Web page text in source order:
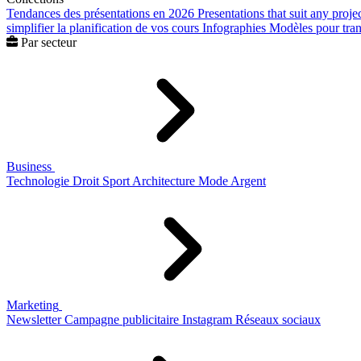
Tendances des présentations en 2026 Presentations that suit any
simplifier la planification de vos cours Infographies Modèles pour
Par secteur
Business
Technologie Droit Sport Architecture Mode Argent
Marketing
Newsletter Campagne publicitaire Instagram Réseaux sociaux